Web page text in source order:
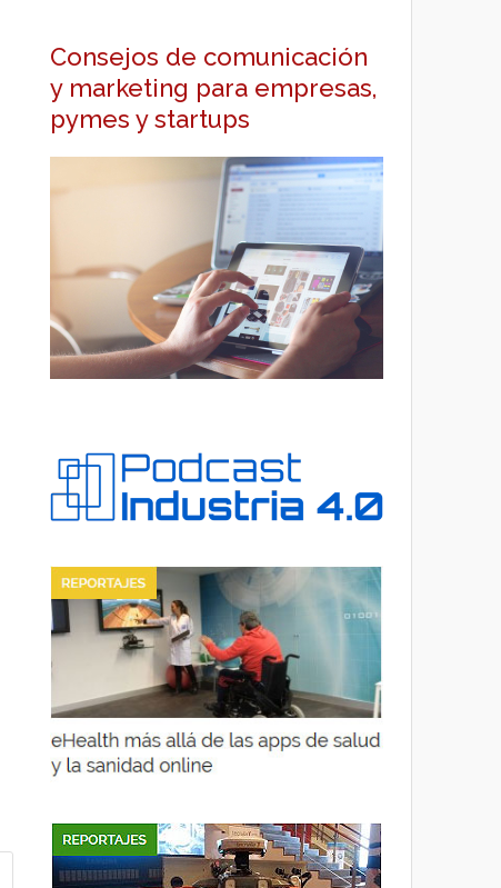
Consejos de comunicación
y marketing para empresas,
pymes y startups